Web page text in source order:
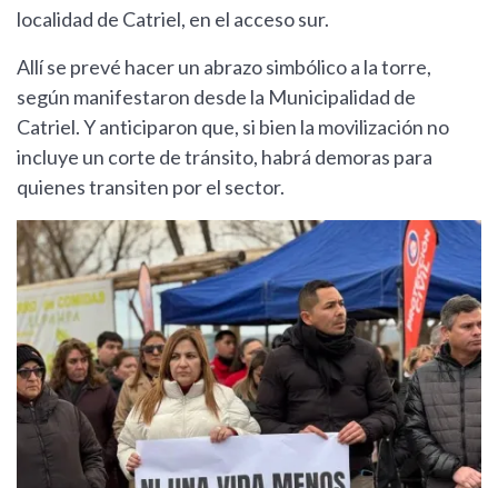
localidad de Catriel, en el acceso sur.
Allí se prevé hacer un abrazo simbólico a la torre,
según manifestaron desde la Municipalidad de
Catriel. Y anticiparon que, si bien la movilización no
incluye un corte de tránsito, habrá demoras para
quienes transiten por el sector.